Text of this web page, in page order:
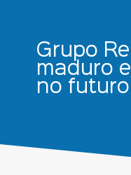
Grupo
maduro
no